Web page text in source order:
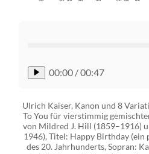
00:00 /00:47
Ulrich Kaiser, Kanon und 8
To You für vierstimmig
von Mildred J. Hill (1859–1916)
1946), Titel: Happy Birthday (ein
des 20. Jahrhunderts, Sopran: